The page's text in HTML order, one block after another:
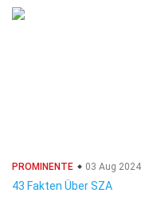
PROMINENTE 03 Aug 2024
43 Fakten Über SZA